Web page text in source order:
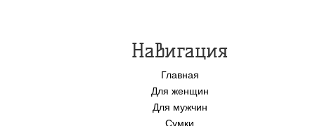
Навигация
Главная
Для женщин
Для мужчин
Сумки